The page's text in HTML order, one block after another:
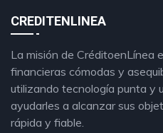
CREDITENLINEA
La misión de CréditoenLínea
financieras cómodas y
utilizando tecnología punta y
ayudarles a alcanzar sus
rápida y fiable.